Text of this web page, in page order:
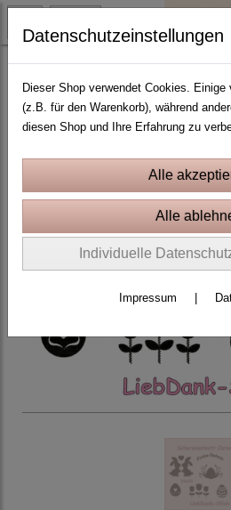
10x10 Rahmen
Datenschutzeinstellungen
Dieser Shop verwendet Cookies. Einige
(z.B. für den Warenkorb), während
diesen Shop und Ihre Erfahrung zu
Individuelle
Impressum